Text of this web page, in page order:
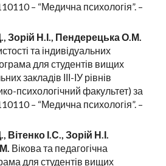
– “Медична психологія”. –
Зорій Н.І., Пендерецька О.М.
та індивідуальних
для студентів вищих
закладів ІІІ-ІУ рівнів
психологічний факультет) за
– “Медична психологія”. –
І.С., Зорій Н.І.
Вікова та педагогічна
для студентів вищих